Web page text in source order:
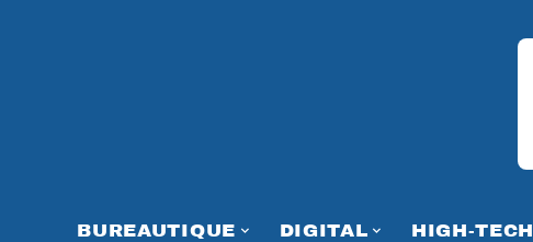
BUREAUTIQUE DIGITAL HIGH-TECH